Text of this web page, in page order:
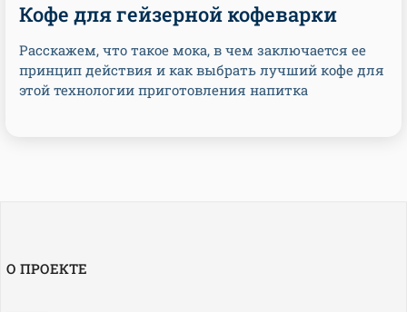
Кофе для гейзерной кофеварки
Расскажем, что такое мока, в чем заключается ее
принцип действия и как выбрать лучший кофе для
этой технологии приготовления напитка
О ПРОЕКТЕ